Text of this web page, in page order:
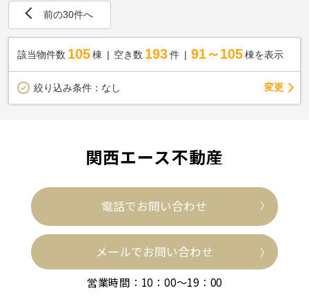
前の30件へ
該当物件数 105棟 空き数 193 件 91～105 棟を表示
絞り込み条件： なし 変更
関西エース不動産
電話でお問い合わせ
メールでお問い合わせ
営業時間：10：00～19：00